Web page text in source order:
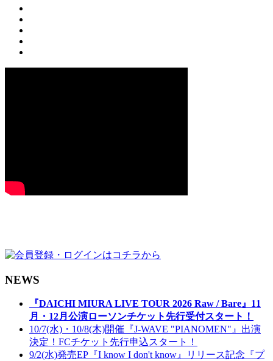
NEWS
『DAICHI MIURA LIVE TOUR 2026 Raw / Bare』11
月・12月公演ローソンチケット先行受付スタート！
10/7(水)・10/8(木)開催『J-WAVE "PIANOMEN"』出演
決定！FCチケット先行申込スタート！
9/2(水)発売EP『I know I don't know』リリース記念『プ